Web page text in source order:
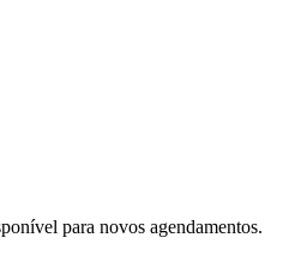
para novos agendamentos.